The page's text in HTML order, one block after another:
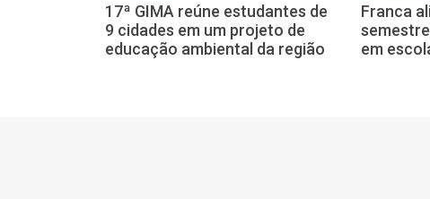
17ª GIMA reúne estudantes de
9 cidades em um projeto de
educação ambiental da região
Franca
em